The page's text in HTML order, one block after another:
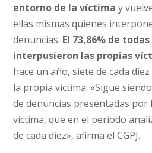
entorno de la víctima y
ellas mismas quienes
denuncias. El 73,86% de
interpusieron las propias
hace un año, siete de cada
la propia víctima. «Sigue
de denuncias presentadas por
víctima, que en el periodo
de cada diez», afirma el CGPJ.